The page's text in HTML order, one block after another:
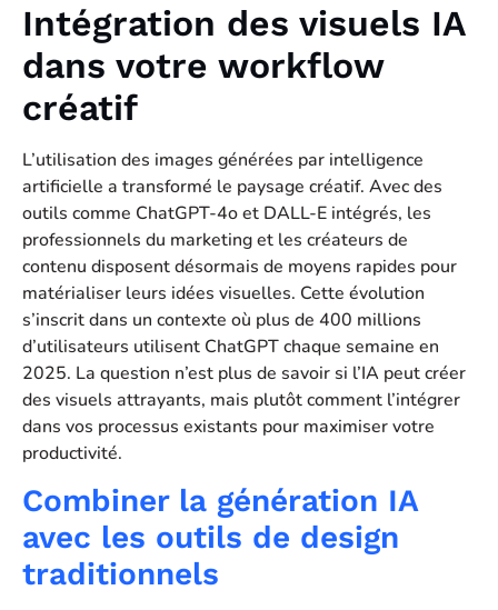
Intégration des visuels IA
dans votre workflow
créatif
L’utilisation des images générées par intelligence
artificielle a transformé le paysage créatif. Avec des
outils comme ChatGPT-4o et DALL-E intégrés, les
professionnels du marketing et les créateurs de
contenu disposent désormais de moyens rapides pour
matérialiser leurs idées visuelles. Cette évolution
s’inscrit dans un contexte où plus de 400 millions
d’utilisateurs utilisent ChatGPT chaque semaine en
2025. La question n’est plus de savoir si l’IA peut créer
des visuels attrayants, mais plutôt comment l’intégrer
dans vos processus existants pour maximiser votre
productivité.
Combiner la génération IA
avec les outils de design
traditionnels